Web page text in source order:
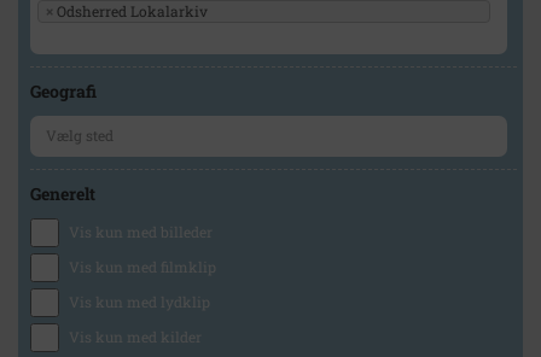
× Odsherred Lokalarkiv
Geografi
Generelt
Vis kun med billeder
Vis kun med filmklip
Vis kun med lydklip
Vis kun med kilder